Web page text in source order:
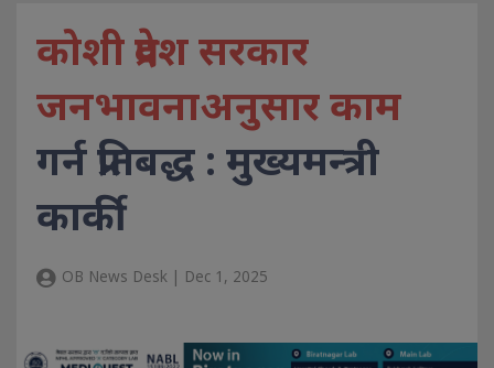
कोशी प्रदेश सरकार
जनभावनाअनुसार काम
गर्न प्रतिबद्ध : मुख्यमन्त्री
कार्की
OB News Desk | Dec 1, 2025